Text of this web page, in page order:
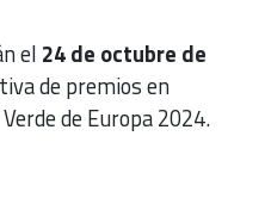
el 24 de octubre de
de premios en
de Europa 2024.